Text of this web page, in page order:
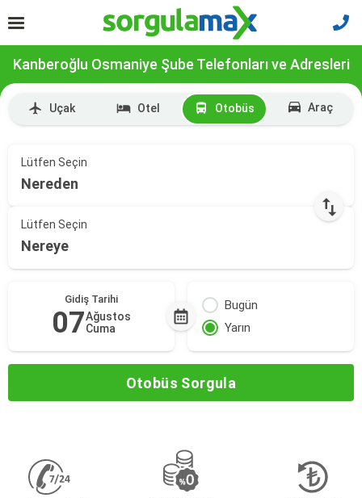
Kanberoğlu Osmaniye Şube Telefonları ve Adresleri
Uçak Otel Otobüs Araç
Lütfen Seçin
Nereden
Lütfen Seçin
Nereye
Gidiş Tarihi
07Ağustos
Cuma
Bugün
Yarın
Otobüs Sorgula